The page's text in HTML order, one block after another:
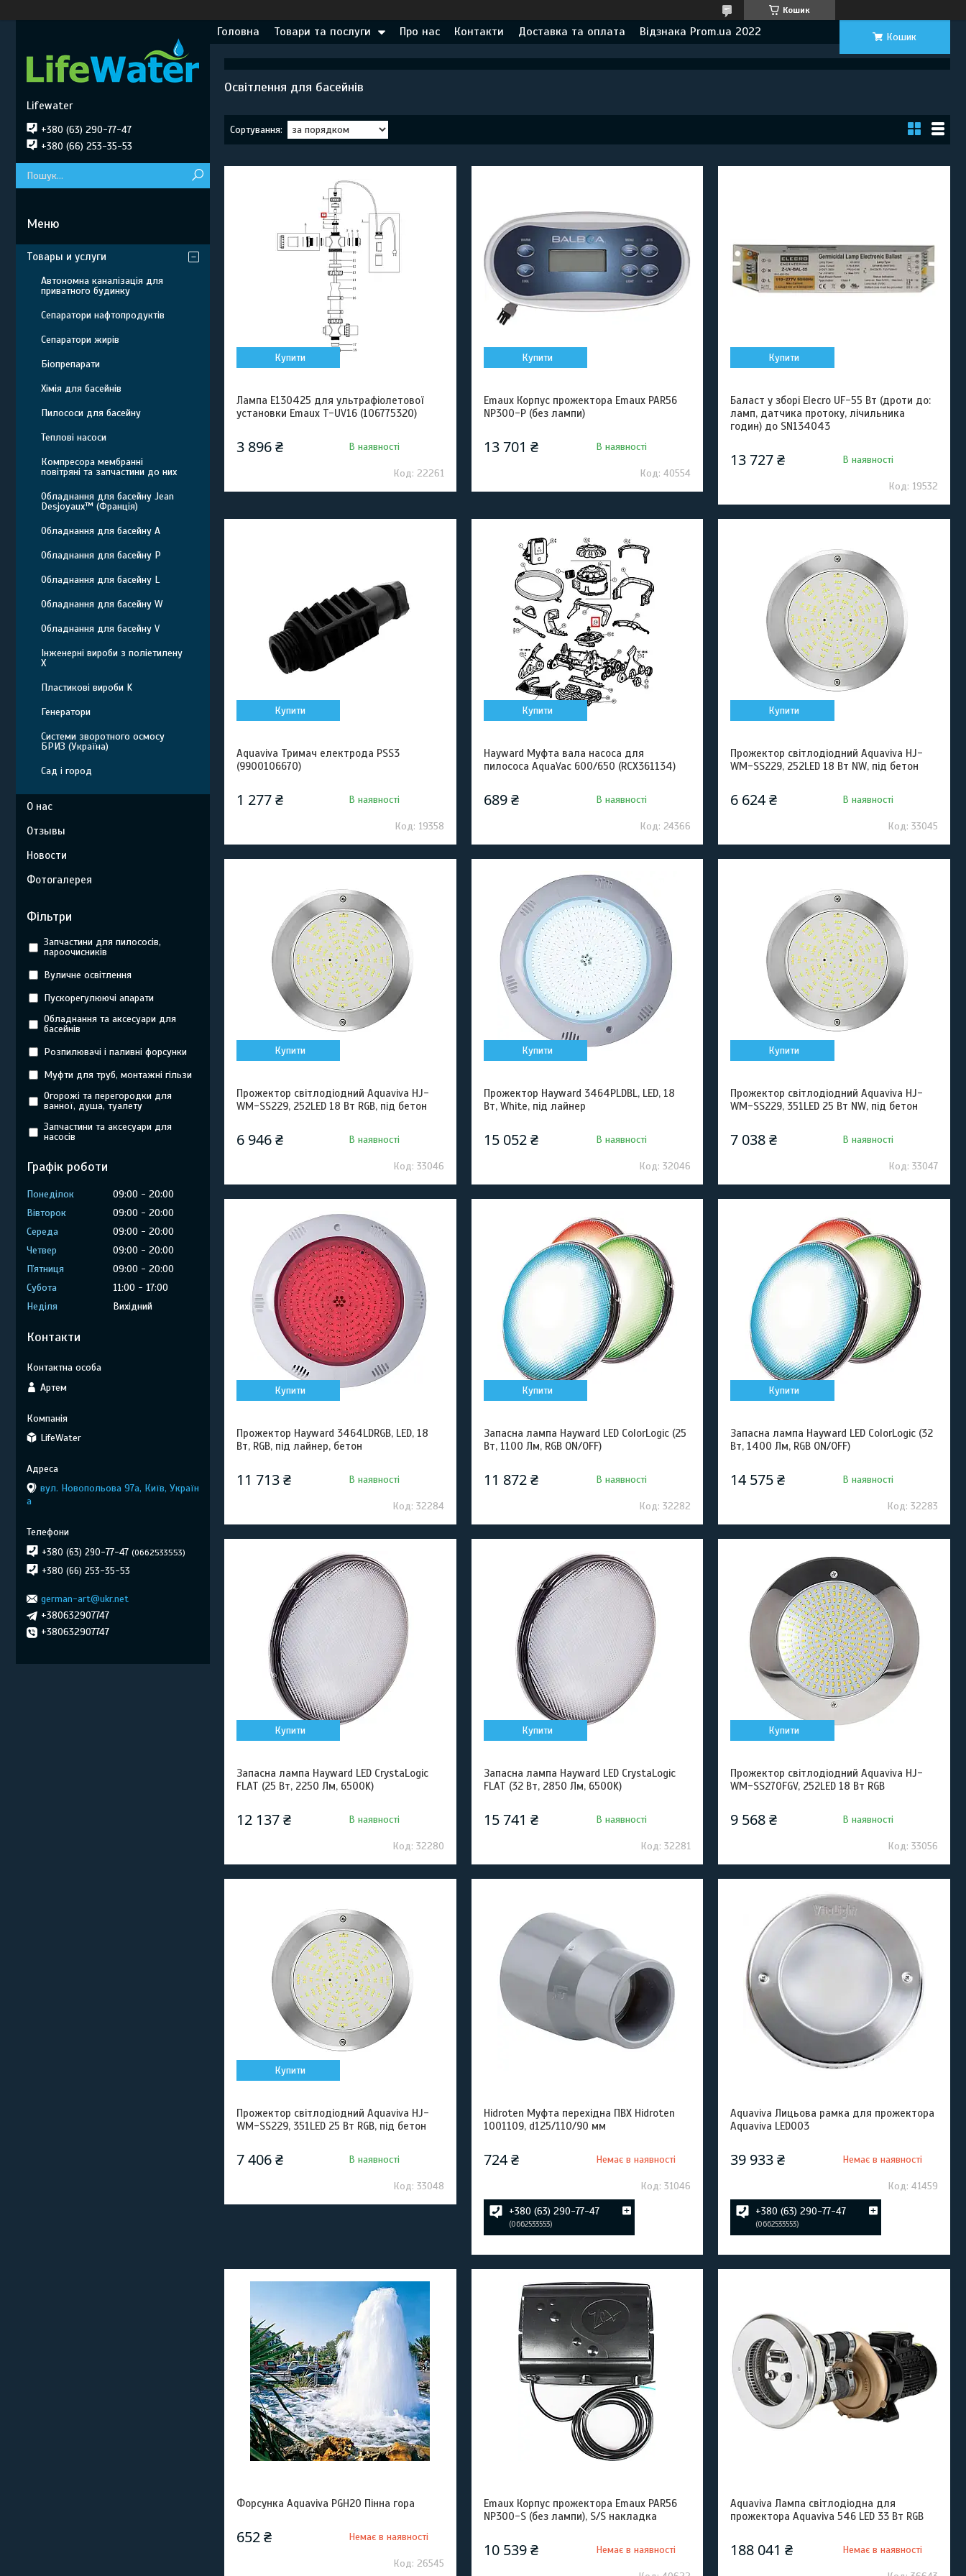
Кошик
Головна Товари та послуги Про нас Контакти Доставка та оплата Відзнака Prom.ua 2022 Кошик
Освітлення для басейнів
Купити
Лампа E130425 для ультрафіолетової
установки Emaux T-UV16 (106775320)
3 896 ₴ В наявності
22261
Купити
Emaux Корпус прожектора Emaux PAR56
NP300-P (без лампи)
13 701 ₴ В наявності
40554
Купити
Баласт у зборі Elecro UF-55 Вт (дроти до:
ламп, датчика протоку, лічильника
годин) до SN134043
13 727 ₴ В наявності
19532
Купити
Aquaviva Тримач електрода PSS3
(9900106670)
1 277 ₴ В наявності
19358
Купити
Hayward Муфта вала насоса для
пилососа AquaVac 600/650 (RCX361134)
689 ₴ В наявності
24366
Купити
Прожектор світлодіодний Aquaviva HJ-
WM-SS229, 252LED 18 Вт NW, під бетон
6 624 ₴ В наявності
33045
Купити
Прожектор світлодіодний Aquaviva HJ-
WM-SS229, 252LED 18 Вт RGB, під бетон
6 946 ₴ В наявності
33046
Купити
Прожектор Hayward 3464PLDBL, LED, 18
Вт, White, під лайнер
15 052 ₴ В наявності
32046
Купити
Прожектор світлодіодний Aquaviva HJ-
WM-SS229, 351LED 25 Вт NW, пiд бетон
7 038 ₴ В наявності
33047
Купити
Прожектор Hayward 3464LDRGB, LED, 18
Вт, RGB, під лайнер, бетон
11 713 ₴ В наявності
32284
Купити
Запасна лампа Hayward LED ColorLogic (25
Вт, 1100 Лм, RGB ON/OFF)
11 872 ₴ В наявності
32282
Купити
Запасна лампа Hayward LED ColorLogic (32
Вт, 1400 Лм, RGB ON/OFF)
14 575 ₴ В наявності
32283
Купити
Запасна лампа Hayward LED CrystaLogic
FLAT (25 Вт, 2250 Лм, 6500K)
12 137 ₴ В наявності
32280
Купити
Запасна лампа Hayward LED CrystaLogic
FLAT (32 Вт, 2850 Лм, 6500K)
15 741 ₴ В наявності
32281
Купити
Прожектор світлодіодний Aquaviva HJ-
WM-SS270FGV, 252LED 18 Вт RGB
9 568 ₴ В наявності
33056
Купити
Прожектор світлодіодний Aquaviva HJ-
WM-SS229, 351LED 25 Вт RGB, під бетон
7 406 ₴ В наявності
33048
Hidroten Муфта перехідна ПВХ Hidroten
1001109, d125/110/90 мм
724 ₴ Немає в наявності
31046
+380 (63) 290-77-47
0662533553
Aquaviva Лицьова рамка для прожектора
Aquaviva LED003
39 933 ₴ Немає в наявності
41459
+380 (63) 290-77-47
0662533553
Форсунка Aquaviva PGH20 Пінна гора
652 ₴ Немає в наявності
26545
Emaux Корпус прожектора Emaux PAR56
NP300-S (без лампи), S/S накладка
10 539 ₴ Немає в наявності
Aquaviva Лампа світлодіодна для
прожектора Aquaviva 546 LED 33 Вт RGB
188 041 ₴ Немає в наявності
Lifewater
+380 (63) 290-77-47
+380 (66) 253-35-53
Товары и услуги
Автономна каналізація для
приватного будинку
Сепаратори нафтопродуктів
Сепаратори жирів
Біопрепарати
Хімія для басейнів
Пилососи для басейну
Теплові насоси
Компресора мембранні
повітряні та запчастини до них
Обладнання для басейну Jean
Desjoyaux™ (Франція)
Обладнання для басейну A
Обладнання для басейну P
Обладнання для басейну L
Обладнання для басейну W
Обладнання для басейну V
Інженерні вироби з поліетилену
Х
Пластикові вироби K
Генератори
Системи зворотного осмосу
БРИЗ (Україна)
Сад і город
О нас
Отзывы
Новости
Фотогалерея
Фільтри
Запчастини для пилососів,
пароочисників
Вуличне освітлення
Пускорегулюючі апарати
Обладнання та аксесуари для
басейнів
Розпилювачі і паливні форсунки
Муфти для труб, монтажні гільзи
Огорожі та перегородки для
ванної, душа, туалету
Запчастини та аксесуари для
насосів
Графік роботи
Понеділок 09:00
20:00
Вівторок
09:00
20:00
Середа
09:00
20:00
Четвер
09:00
20:00
Пʼятниця
09:00
20:00
Субота
11:00
17:00
Неділя
Вихідний
Контакти
Артем
LifeWater
вул. Новопольова 97а, Київ, Україн
а
+380 (63) 290-77-47 0662533553
+380 (66) 253-35-53
german-art@ukr.net
+380632907747
+380632907747